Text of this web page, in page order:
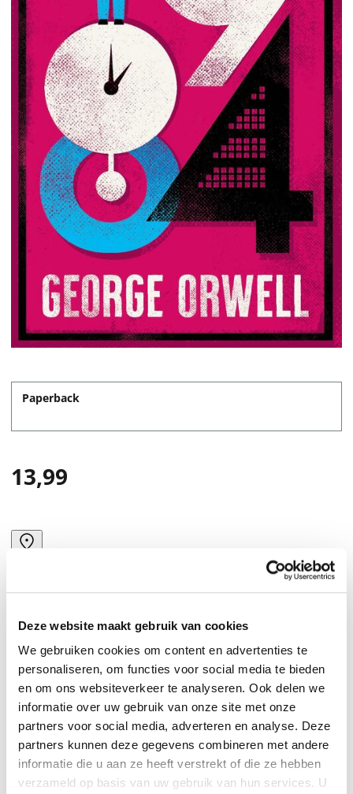
Deze website maakt gebruik van cookies
We gebruiken cookies om content en advertenties te
personaliseren, om functies voor social media te bieden
en om ons websiteverkeer te analyseren. Ook delen we
informatie over uw gebruik van onze site met onze
partners voor social media, adverteren en analyse. Deze
partners kunnen deze gegevens combineren met andere
informatie die u aan ze heeft verstrekt of die ze hebben
verzameld op basis van uw gebruik van hun services. U
Paperback
13,99
Arguably the greatest dystopian novel of all time and
the most influential post-war work of fiction, Nineteen
Eighty-Four is a riveting read and a groundbreaking
exploration of mass surveillance, censorship and mind
control, which has a deep resonance with the world we